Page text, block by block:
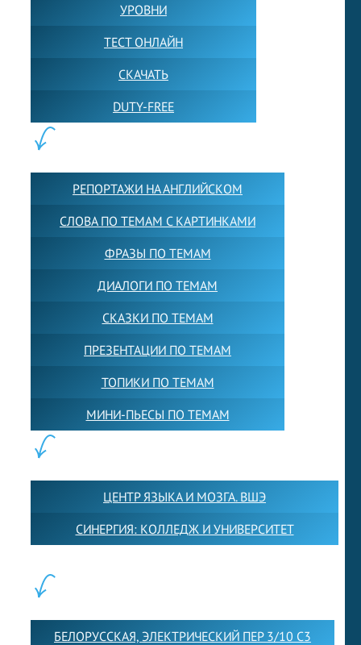
УРОВНИ
ТЕСТ ОНЛАЙН
СКАЧАТЬ
DUTY-FREE
РЕПОРТАЖИ НА АНГЛИЙСКОМ
СЛОВА ПО ТЕМАМ С КАРТИНКАМИ
ФРАЗЫ ПО ТЕМАМ
ДИАЛОГИ ПО ТЕМАМ
СКАЗКИ ПО ТЕМАМ
ПРЕЗЕНТАЦИИ ПО ТЕМАМ
ТОПИКИ ПО ТЕМАМ
МИНИ-ПЬЕСЫ ПО ТЕМАМ
ЦЕНТР ЯЗЫКА И МОЗГА. ВШЭ
СИНЕРГИЯ: КОЛЛЕДЖ И УНИВЕРСИТЕТ
БЕЛОРУССКАЯ, ЭЛЕКТРИЧЕСКИЙ ПЕР 3/10 С3